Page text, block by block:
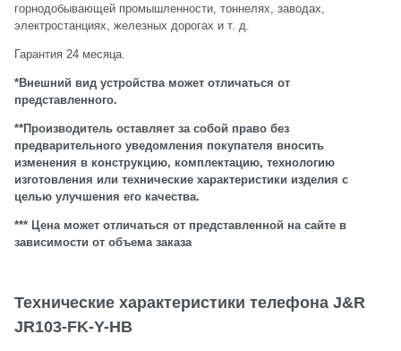
горнодобывающей промышленности, тоннелях, заводах,
электростанциях, железных дорогах и т. д.
Гарантия 24 месяца.
*Внешний вид устройства может отличаться от
представленного.
**Производитель оставляет за собой право без
предварительного уведомления покупателя вносить
изменения в конструкцию, комплектацию, технологию
изготовления или технические характеристики изделия с
целью улучшения его качества.
*** Цена может отличаться от представленной на сайте в
зависимости от объема заказа
Технические характеристики телефона J&R
JR103-FK-Y-HB